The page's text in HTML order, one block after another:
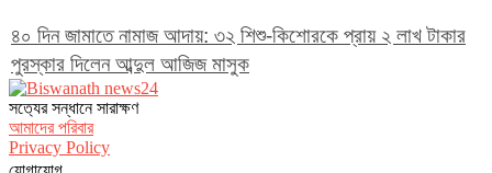
৪০ দিন জামাতে নামাজ আদায়: ৩২ শিশু-কিশোরকে প্রায় ২ লাখ টাকার
পুরস্কার দিলেন আব্দুল আজিজ মাসুক
সত‌্যের সন্ধানে সারাক্ষণ
আমাদের পরিবার
Privacy Policy